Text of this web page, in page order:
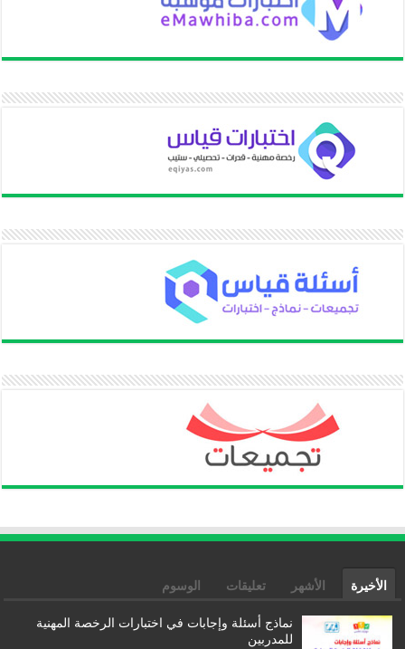
الأخيرة الأشهر تعليقات الوسوم
نماذج أسئلة وإجابات في اختبارات الرخصة المهنية
للمدربين